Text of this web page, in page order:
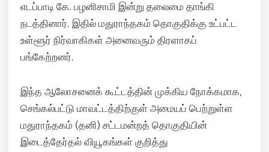
எடப்பாடி கே. பழனிசாமி இன்று தலைமை தாங்கி
நடத்தினார். இதில் மதுராந்தகம் தொகுதிக்கு உட்பட்ட
உள்ளூர் நிர்வாகிகள் அனைவரும் திரளாகப்
பங்கேற்றனர்.
இந்த ஆலோசனைக் கூட்டத்தின் முக்கிய நோக்கமாக,
செங்கல்பட்டு மாவட்டத்திற்குள் அமையப் பெற்றுள்ள
மதுராந்தகம் (தனி) சட்டமன்றத் தொகுதியின்
இடைத்தேர்தல் வியூகங்கள் குறித்து